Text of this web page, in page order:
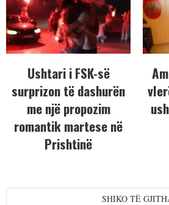
Ushtari i FSK-së
surprizon të dashurën
me një propozim
romantik martese në
Prishtinë
SHIKO TË